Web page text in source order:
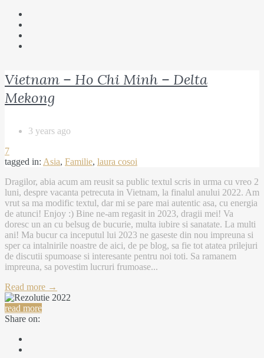
Vietnam – Ho Chi Minh – Delta
Mekong
3 years ago
7
tagged in: Asia, Familie, laura cosoi
Dragilor, abia acum am reusit sa public textul scris in urma cu vreo 2
luni, despre vacanta petrecuta in Vietnam, la finalul anului 2022. Am
vrut sa ma modific textul, dar mi se pare mai autentic asa, cu energia
de atunci! Enjoy :) Bine ne-am regasit in 2023, dragii mei! Va
doresc un an cu belsug de bucurie, multa iubire si sanatate. La multi
ani! Ma bucur ca inceputul lui 2023 ne gaseste din nou impreuna si
sper ca intalnirile noastre de aici, de pe blog, sa fie tot atatea prilejuri
de discutii spumoase si interesante pentru noi toti. Sa ramanem
impreuna, sa povestim lucruri frumoase...
Read more →
read more
Share on: